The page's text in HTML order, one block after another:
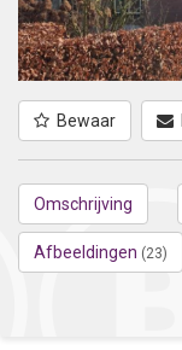
Bewaar
Omschrijving
Afbeeldingen (23)